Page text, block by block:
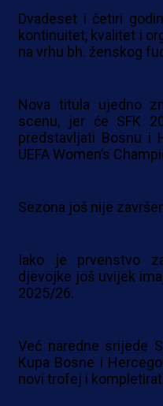
Dvadeset i četiri
kontinuitet, kvalitet i
na vrhu bh. ženskog
Nova titula ujedno
scenu, jer će SFK
predstavljati Bosnu i
UEFA Women’s
Sezona još nije
Iako je prvenstvo
djevojke još uvijek
2025/26.
Već naredne srijede
Kupa Bosne i
novi trofej i